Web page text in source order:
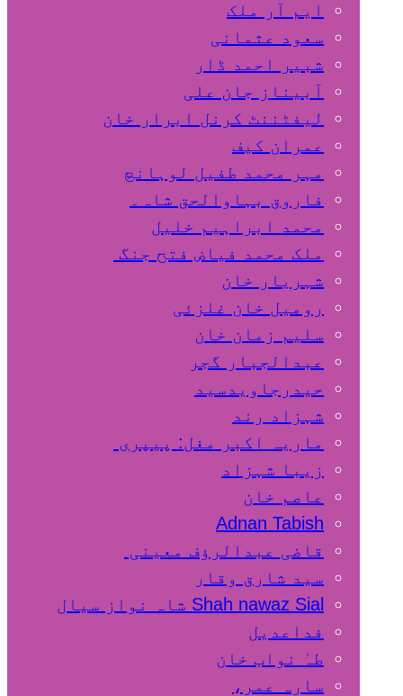
ایم آر ملک
سعود عثمانی
شبیر احمد ڈار
آبیناز جان علی
لیفٹننٹ کرنل ابرار خان
عمران کیف
مہر محمد طفیل لوہانچ
فاروق بہاوالحق شاہ۔
محمد ابراہیم خلیل
ملک محمد فیاض فتح جنگ
شہریار خان
رومیل خان غلزئی
سلیم زمان خان
عبدالجبار گجر
حیدرجاویدسید
شہزاد رند
ماریہ اکبر مغل: پیپری
زیبا شہزاد
عاصم خان
Adnan Tabish
قاضی عبدالرؤف معینی
سید شارق وقار
Shah nawaz Sial شاہ نواز سیال
فداعدیل
طہٰ نواب خان
سارہ عمر،